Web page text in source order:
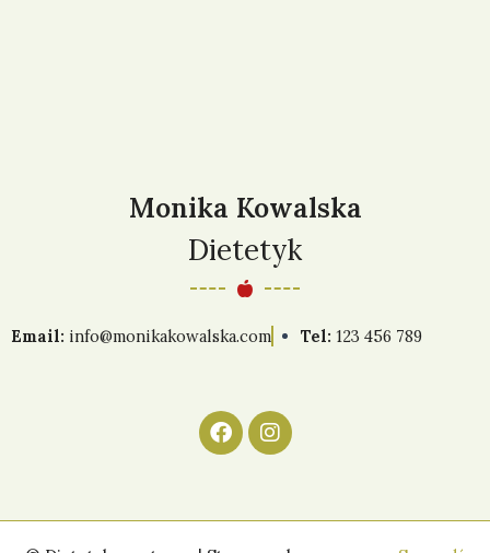
Monika Kowalska
Dietetyk
Email: info@monikakowalska.com Tel: 123 456 789
F
a
c
o
I
n
s
g